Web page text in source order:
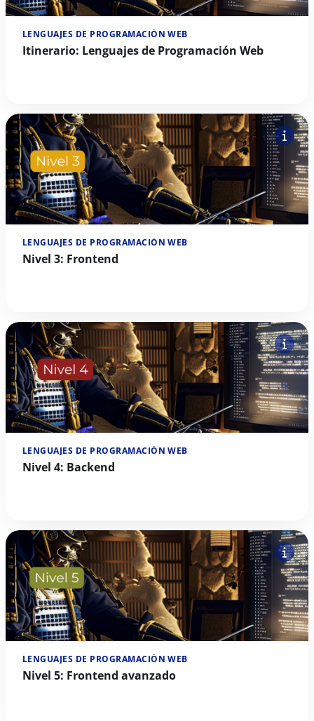
LENGUAJES DE PROGRAMACIÓN WEB
Itinerario: Lenguajes de Programación Web
LENGUAJES DE PROGRAMACIÓN WEB
Nivel 3: Frontend
LENGUAJES DE PROGRAMACIÓN WEB
Nivel 4: Backend
LENGUAJES DE PROGRAMACIÓN WEB
Nivel 5: Frontend avanzado